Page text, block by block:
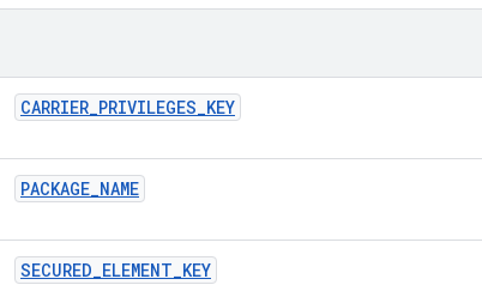
CARRIER_PRIVILEGES_KEY
PACKAGE_NAME
SECURED_ELEMENT_KEY